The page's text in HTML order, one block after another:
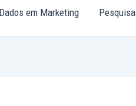
em Marketing Pesquisa